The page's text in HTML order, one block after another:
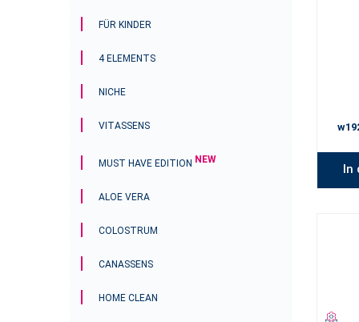
FÜR KINDER
4 ELEMENTS
NICHE
VITASSENS
MUST HAVE EDITION NEW
ALOE VERA
COLOSTRUM
CANASSENS
HOME CLEAN
In